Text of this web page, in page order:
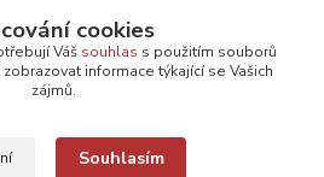
cookies
Váš souhlas s použitím souborů
informace týkající se Vašich
zájmů.
Souhlasím